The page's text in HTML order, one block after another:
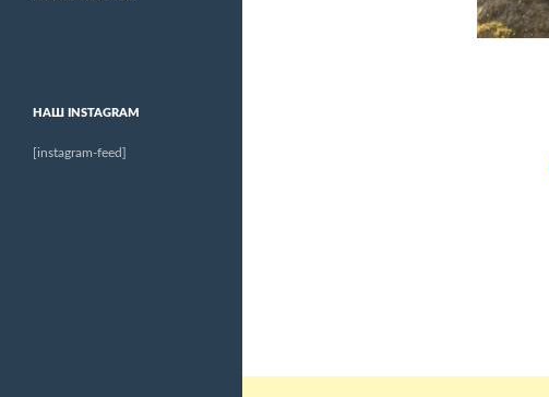
НАШ INSTAGRAM
[instagram-feed]